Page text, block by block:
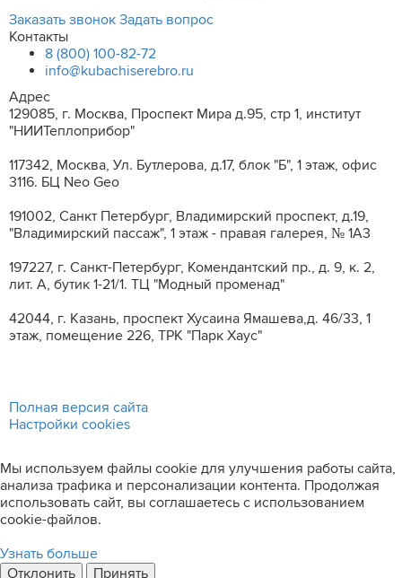
Заказать звонок Задать вопрос
Контакты
8 (800) 100-82-72
info@kubachiserebro.ru
Адрес
129085, г. Москва, Проспект Мира д.95, стр 1, институт
"НИИТеплоприбор"
117342, Москва, Ул. Бутлерова, д.17, блок "Б", 1 этаж, офис
3116. БЦ Neo Geo
191002, Санкт Петербург, Владимирский проспект, д.19,
"Владимирский пассаж", 1 этаж - правая галерея, № 1А3
197227, г. Санкт-Петербург, Комендантский пр., д. 9, к. 2,
лит. A, бутик 1-21/1. ТЦ "Модный променад"
42044, г. Казань, проспект Хусаина Ямашева,д. 46/33, 1
этаж, помещение 226, ТРК "Парк Хаус"
Полная версия сайта
Настройки cookies
Мы используем файлы cookie для улучшения работы сайта,
анализа трафика и персонализации контента. Продолжая
использовать сайт, вы соглашаетесь с использованием
cookie-файлов.
Узнать больше
Отклонить
Принять